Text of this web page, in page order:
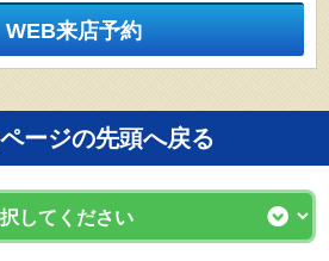
WEB来店予約
ージの先頭へ戻る